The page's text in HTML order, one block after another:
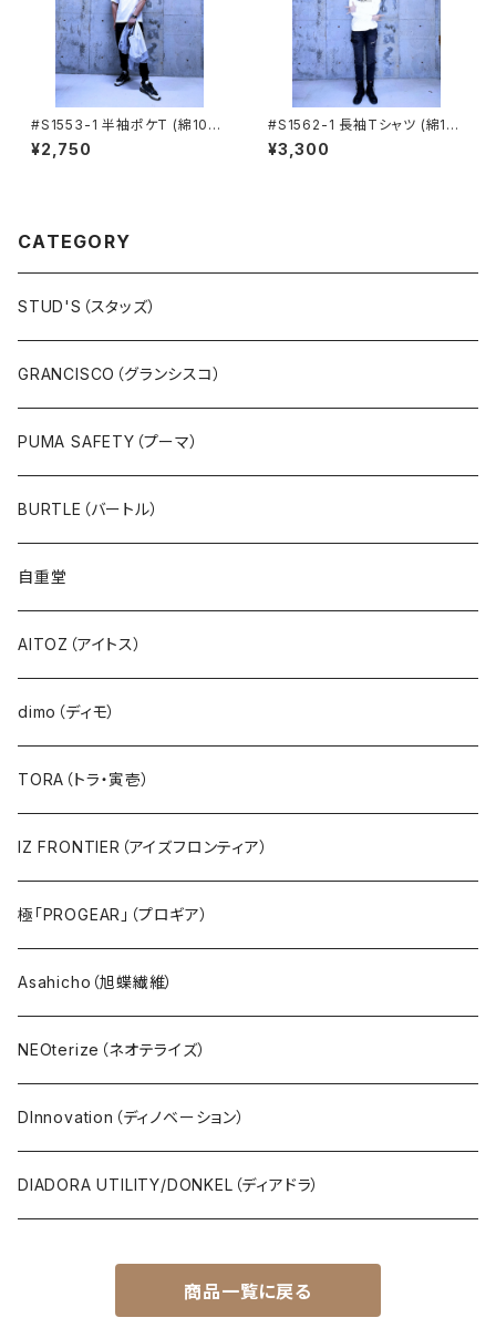
#S1553-1 半袖ポケT (綿10
0%) STUD'S[スタッズ]
¥2,750
#S1562-1 長袖Tシャツ (綿10
0%) STUD'S[スタッズ]
¥3,300
CATEGORY
STUD'S（スタッズ）
GRANCISCO（グランシスコ）
PUMA SAFETY（プーマ）
BURTLE（バートル）
自重堂
AITOZ（アイトス）
dimo（ディモ）
TORA（トラ・寅壱）
IZ FRONTIER（アイズフロンティア）
極「PROGEAR」（プロギア）
Asahicho（旭蝶繊維）
NEOterize（ネオテライズ）
DInnovation（ディノベーション）
DIADORA UTILITY/DONKEL（ディアドラ）
商品一覧に戻る